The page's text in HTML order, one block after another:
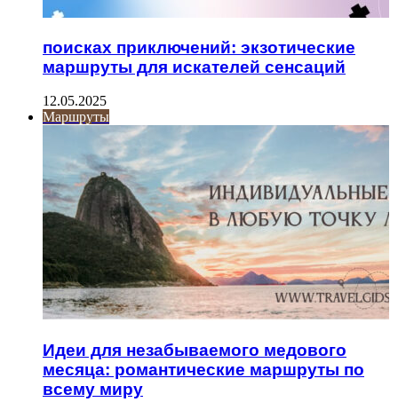
поисках приключений: экзотические
маршруты для искателей сенсаций
12.05.2025
Маршруты
Идеи для незабываемого медового
месяца: романтические маршруты по
всему миру